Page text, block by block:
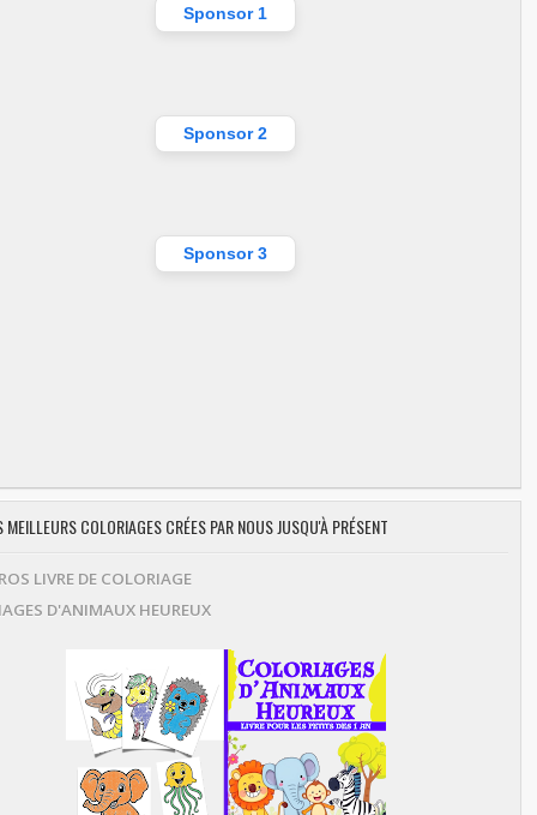
Sponsor 1
Sponsor 2
Sponsor 3
MEILLEURS COLORIAGES CRÉES PAR NOUS JUSQU'À PRÉSENT
LIVRE DE COLORIAGE
D'ANIMAUX HEUREUX